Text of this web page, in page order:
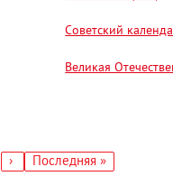
Советский
Великая
Следующая
›
Последняя
Последняя »